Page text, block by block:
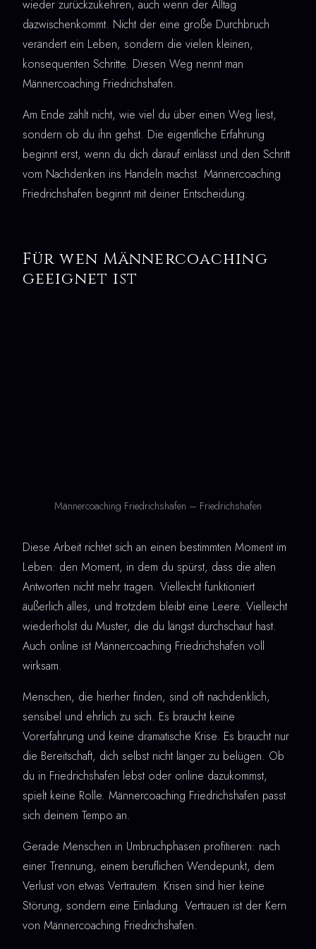
wieder zurückzukehren, auch wenn der Alltag
dazwischenkommt. Nicht der eine große Durchbruch
verändert ein Leben, sondern die vielen kleinen,
konsequenten Schritte. Diesen Weg nennt man
Männercoaching Friedrichshafen.
Am Ende zählt nicht, wie viel du über einen Weg liest,
sondern ob du ihn gehst. Die eigentliche Erfahrung
beginnt erst, wenn du dich darauf einlässt und den Schritt
vom Nachdenken ins Handeln machst. Männercoaching
Friedrichshafen beginnt mit deiner Entscheidung.
Für wen Männercoaching
geeignet ist
Männercoaching Friedrichshafen – Friedrichshafen
Diese Arbeit richtet sich an einen bestimmten Moment im
Leben: den Moment, in dem du spürst, dass die alten
Antworten nicht mehr tragen. Vielleicht funktioniert
äußerlich alles, und trotzdem bleibt eine Leere. Vielleicht
wiederholst du Muster, die du längst durchschaut hast.
Auch online ist Männercoaching Friedrichshafen voll
wirksam.
Menschen, die hierher finden, sind oft nachdenklich,
sensibel und ehrlich zu sich. Es braucht keine
Vorerfahrung und keine dramatische Krise. Es braucht nur
die Bereitschaft, dich selbst nicht länger zu belügen. Ob
du in Friedrichshafen lebst oder online dazukommst,
spielt keine Rolle. Männercoaching Friedrichshafen passt
sich deinem Tempo an.
Gerade Menschen in Umbruchphasen profitieren: nach
einer Trennung, einem beruflichen Wendepunkt, dem
Verlust von etwas Vertrautem. Krisen sind hier keine
Störung, sondern eine Einladung. Vertrauen ist der Kern
von Männercoaching Friedrichshafen.